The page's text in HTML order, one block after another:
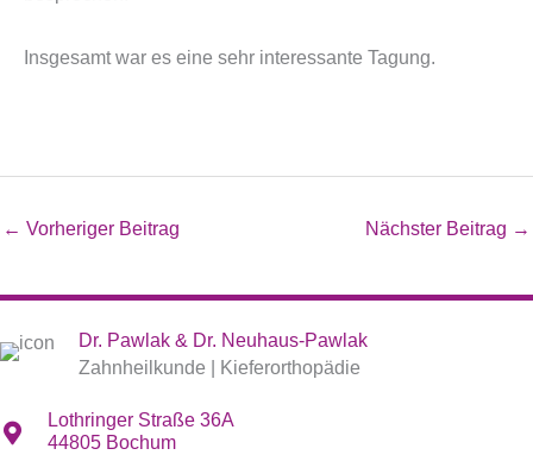
Insgesamt war es eine sehr interessante Tagung.
← Vorheriger Beitrag Nächster Beitrag →
Dr. Pawlak & Dr. Neuhaus-Pawlak
Zahnheilkunde | Kieferorthopädie
Lothringer Straße 36A
44805 Bochum